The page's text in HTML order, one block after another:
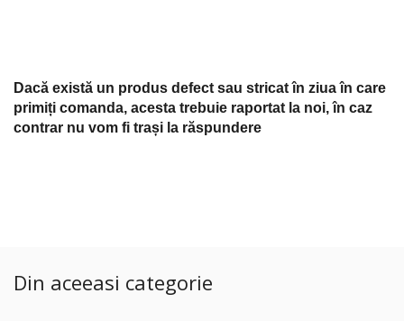
Dacă există un produs defect sau stricat în ziua în care
primiți comanda, acesta trebuie raportat la noi, în caz
contrar nu vom fi trași la răspundere
Din aceeasi categorie